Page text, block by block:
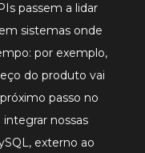
passem a lidar
sistemas onde
por exemplo,
do produto vai
passo no
nossas
externo ao